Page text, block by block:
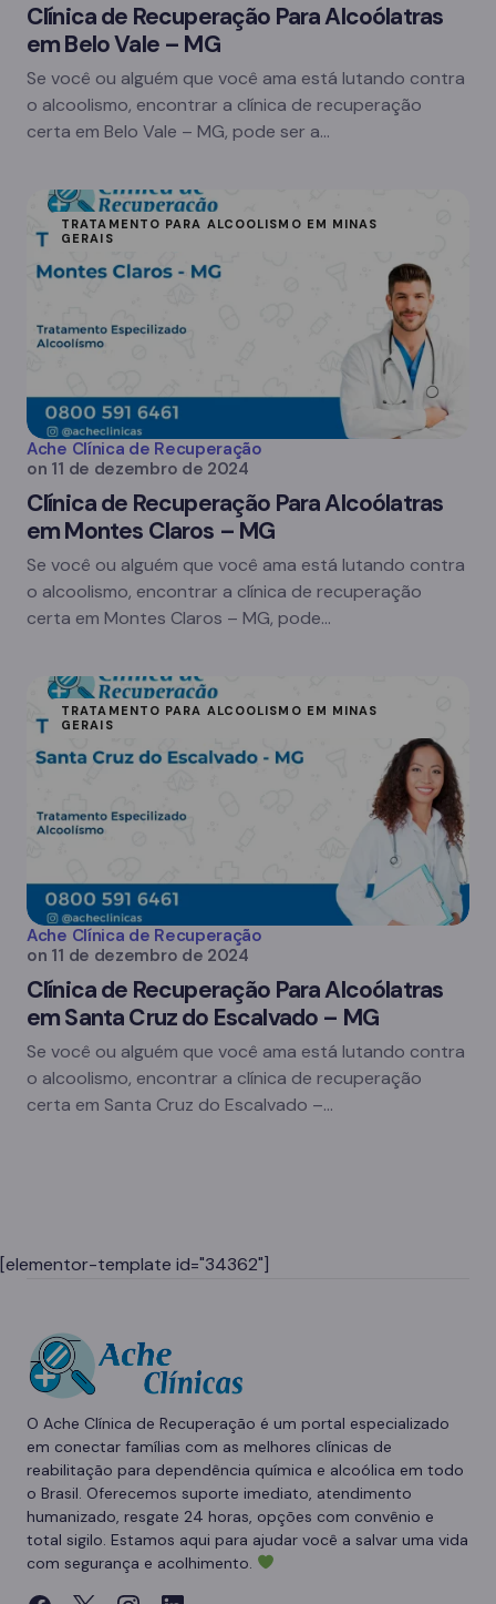
Clínica de Recuperação Para Alcoólatras
em Belo Vale – MG
Se você ou alguém que você ama está lutando contra
o alcoolismo, encontrar a clínica de recuperação
certa em Belo Vale – MG, pode ser a…
TRATAMENTO PARA ALCOOLISMO EM MINAS
GERAIS
Ache Clínica de Recuperação
on 11 de dezembro de 2024
Clínica de Recuperação Para Alcoólatras
em Montes Claros – MG
Se você ou alguém que você ama está lutando contra
o alcoolismo, encontrar a clínica de recuperação
certa em Montes Claros – MG, pode…
TRATAMENTO PARA ALCOOLISMO EM MINAS
GERAIS
Ache Clínica de Recuperação
on 11 de dezembro de 2024
Clínica de Recuperação Para Alcoólatras
em Santa Cruz do Escalvado – MG
Se você ou alguém que você ama está lutando contra
o alcoolismo, encontrar a clínica de recuperação
certa em Santa Cruz do Escalvado –…
[elementor-template id="34362"]
O Ache Clínica de Recuperação é um portal especializado
em conectar famílias com as melhores clínicas de
reabilitação para dependência química e alcoólica em todo
o Brasil. Oferecemos suporte imediato, atendimento
humanizado, resgate 24 horas, opções com convênio e
total sigilo. Estamos aqui para ajudar você a salvar uma vida
com segurança e acolhimento.